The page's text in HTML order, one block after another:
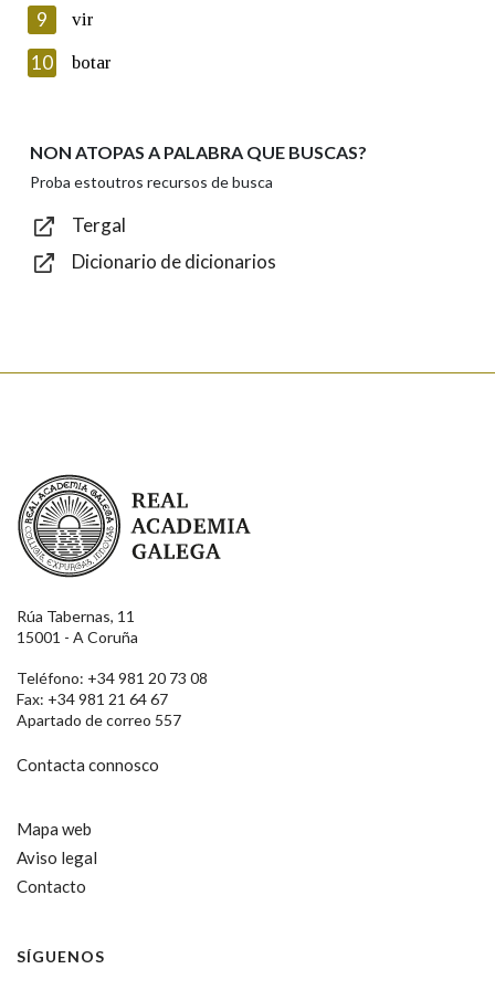
Introduce o código que aparece na imaxe:
Texto de verificación
9 vir
10 botar
NON ATOPAS A PALABRA QUE BUSCAS?
Proba estoutros recursos de busca
Tergal
Dicionario de dicionarios
Real Academia Galega
Rúa Tabernas, 11
15001 - A Coruña
Teléfono: +34 981 20 73 08
Fax: +34 981 21 64 67
Apartado de correo 557
Contacta connosco
Mapa web
Aviso legal
Contacto
SÍGUENOS